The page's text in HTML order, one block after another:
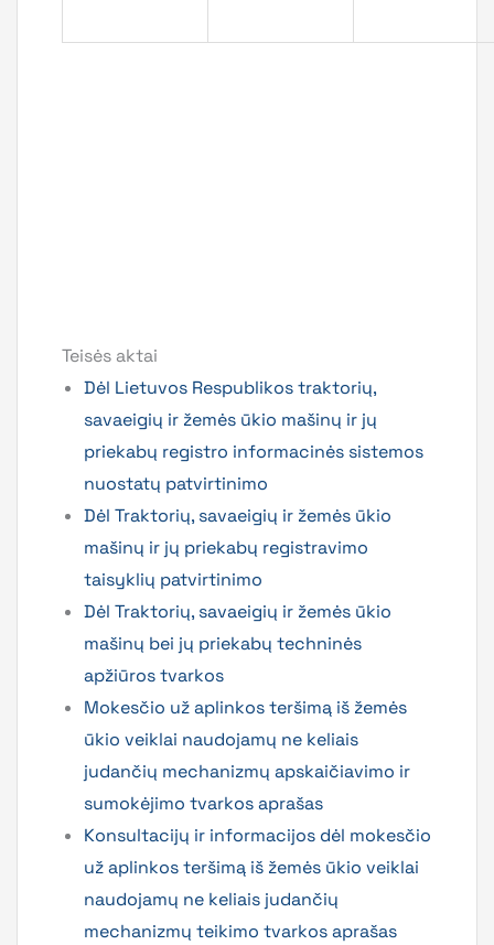
Teisės aktai
Dėl Lietuvos Respublikos traktorių,
savaeigių ir žemės ūkio mašinų ir jų
priekabų registro informacinės sistemos
nuostatų patvirtinimo
Dėl Traktorių, savaeigių ir žemės ūkio
mašinų ir jų priekabų registravimo
taisyklių patvirtinimo
Dėl Traktorių, savaeigių ir žemės ūkio
mašinų bei jų priekabų techninės
apžiūros tvarkos
Mokesčio už aplinkos teršimą iš žemės
ūkio veiklai naudojamų ne keliais
judančių mechanizmų apskaičiavimo ir
sumokėjimo tvarkos aprašas
Konsultacijų ir informacijos dėl mokesčio
už aplinkos teršimą iš žemės ūkio veiklai
naudojamų ne keliais judančių
mechanizmų teikimo tvarkos aprašas